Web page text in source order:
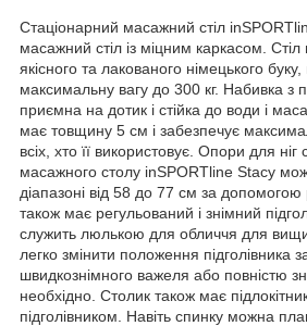
Стаціонарний масажний стіл
масажний стіл із міцним каркасом. Стіл
якісного та лакованого німецького
максимальну вагу до 300 кг. Набивка з
приємна на дотик і стійка до води і
має товщину 5 см і забезпечує
всіх, хто її використовує. Опори для ніг
масажного столу inSPORTline Stacy
діапазоні від 58 до 77 см за допомогою
також має регульований і знімний
служить люлькою для обличчя для
легко змінити положення підголівника
швидкознімного важеля або повністю
необхідно. Столик також має
підголівником. Навіть спинку можна